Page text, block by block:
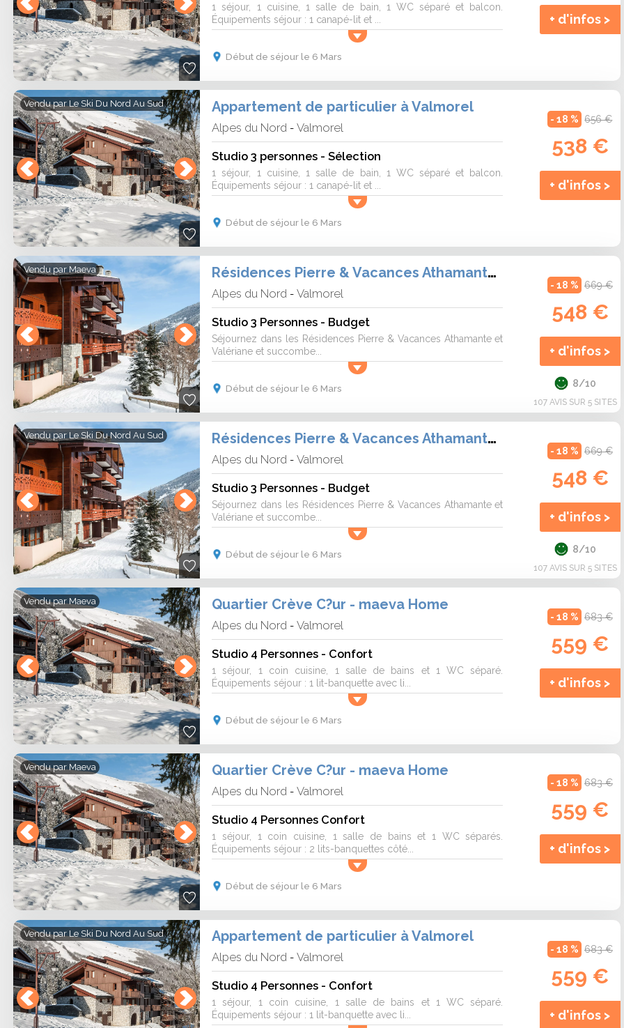
1 séjour, 1 cuisine, 1 salle de bain, 1 WC séparé et balcon.
Équipements séjour : 1 canapé-lit et ...
Début de séjour le 6 Mars
+ d'infos >
Vendu parLe Ski Du Nord Au Sud Appartement de particulier à Valmorel
Alpes du Nord -Valmorel
Studio 3 personnes - Sélection
1 séjour, 1 cuisine, 1 salle de bain, 1 WC séparé et balcon.
Équipements séjour : 1 canapé-lit et ...
Début de séjour le 6 Mars
- 18 % 656 €
538 €
+ d'infos >
Vendu parMaeva Résidences Pierre & Vacances Athamante et Valériane
Alpes du Nord -Valmorel
Studio 3 Personnes - Budget
Séjournez dans les Résidences Pierre & Vacances Athamante et
Valériane et succombe...
Début de séjour le 6 Mars
- 18 % 669 €
548 €
+ d'infos >
8/10
107 AVIS SUR 5 SITES
Vendu parLe Ski Du Nord Au Sud Résidences Pierre & Vacances Athamante et Valériane
Alpes du Nord -Valmorel
Studio 3 Personnes - Budget
Séjournez dans les Résidences Pierre & Vacances Athamante et
Valériane et succombe...
Début de séjour le 6 Mars
- 18 % 669 €
548 €
+ d'infos >
8/10
107 AVIS SUR 5 SITES
Vendu parMaeva Quartier Crève C?ur - maeva Home
Alpes du Nord -Valmorel
Studio 4 Personnes - Confort
1 séjour, 1 coin cuisine, 1 salle de bains et 1 WC séparé.
Équipements séjour : 1 lit-banquette avec li...
Début de séjour le 6 Mars
- 18 % 683 €
559 €
+ d'infos >
Vendu parMaeva Quartier Crève C?ur - maeva Home
Alpes du Nord -Valmorel
Studio 4 Personnes Confort
1 séjour, 1 coin cuisine, 1 salle de bains et 1 WC séparés.
Équipements séjour : 2 lits-banquettes côté...
Début de séjour le 6 Mars
- 18 % 683 €
559 €
+ d'infos >
Vendu par Le Ski Du Nord Au Sud Appartement de particulier à Valmorel
Alpes du Nord -Valmorel
Studio 4 Personnes - Confort
1 séjour, 1 coin cuisine, 1 salle de bains et 1 WC séparé.
Équipements séjour : 1 lit-banquette avec li...
- 18 % 683 €
559 €
+ d'infos >